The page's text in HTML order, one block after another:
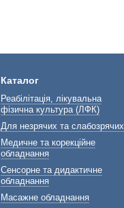
Каталог
Реабілітація, лікувальна
фізична культура (ЛФК)
Для незрячих та слабозрячих
Медичне та корекційне
обладнання
Сенсорне та дидактичне
обладнання
Масажне обладнання